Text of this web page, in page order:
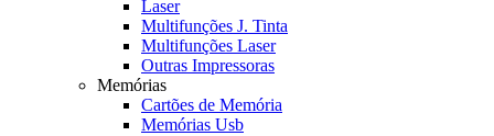
Laser
Multifunções J. Tinta
Multifunções Laser
Outras Impressoras
Memórias
Cartões de Memória
Memórias Usb